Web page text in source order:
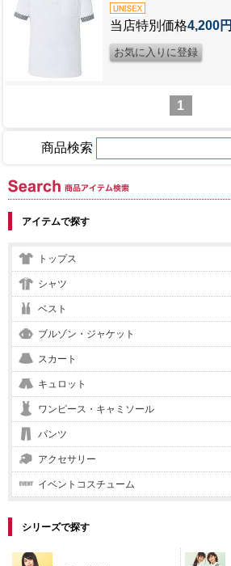
当店特別価格4,200円
1
商品検索
商品アイテム検索
アイテムで探す
トップス
シャツ
ベスト
ブルゾン・ジャケット
スカート
キュロット
ワンピース・キャミソール
パンツ
アクセサリー
イベントコスチューム
シリーズで探す